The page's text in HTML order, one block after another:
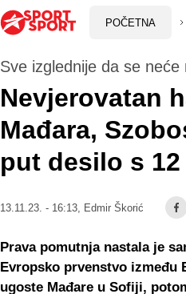
POČETNA
Sve izglednije da se neće
Nevjerovatan
Mađara,
put desilo s
13.11.23. - 16:13, Edmir Škorić
Prava pomutnja nastala je
Evropsko prvenstvo između
ugoste Mađare u Sofiji,